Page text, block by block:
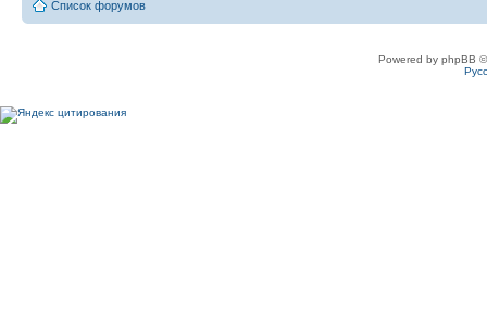
Список форумов
Powered by phpBB